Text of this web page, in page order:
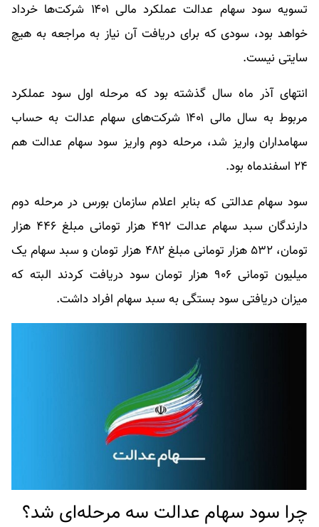
تسویه سود سهام عدالت عملکرد مالی ۱۴۰۱ شرکت‌ها خرداد
خواهد بود، سودی که برای دریافت آن نیاز به مراجعه به هیچ
سایتی نیست.
انتهای آذر ماه سال گذشته بود که مرحله اول سود عملکرد
مربوط به سال مالی ۱۴۰۱ شرکت‌های سهام عدالت به حساب
سهامداران واریز شد، مرحله دوم واریز سود سهام عدالت هم
۲۴ اسفندماه بود.
سود سهام عدالتی که بنابر اعلام سازمان بورس در مرحله دوم
دارندگان سبد سهام عدالت ۴۹۲ هزار تومانی مبلغ ۴۴۶ هزار
تومان، ۵۳۲ هزار تومانی مبلغ ۴۸۲ هزار تومان و سبد سهام یک
میلیون تومانی ۹۰۶ هزار تومان سود دریافت کردند البته که
میزان دریافتی سود بستگی به سبد سهام افراد داشت.
چرا سود سهام عدالت سه مرحله‌ای شد؟